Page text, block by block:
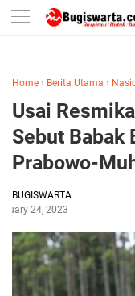
-->
Home › Berita Utama ›
Usai
Sebut Babak
Prabowo-
BUGISWARTA
24, 2023